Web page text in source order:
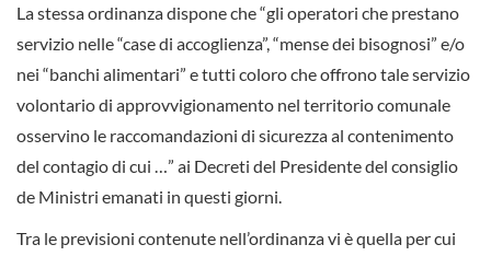
La stessa ordinanza dispone che “gli operatori che prestano
servizio nelle “case di accoglienza”, “mense dei bisognosi” e/o
nei “banchi alimentari” e tutti coloro che offrono tale servizio
volontario di approvvigionamento nel territorio comunale
osservino le raccomandazioni di sicurezza al contenimento
del contagio di cui …” ai Decreti del Presidente del consiglio
de Ministri emanati in questi giorni.
Tra le previsioni contenute nell’ordinanza vi è quella per cui